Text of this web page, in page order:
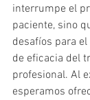
interrumpe el
paciente, sino
desafíos para
de eficacia del
profesional. Al
esperamos